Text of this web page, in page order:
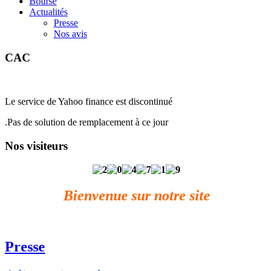
Actualités
Presse
Nos avis
CAC
Le service de Yahoo finance est discontinué
.Pas de solution de remplacement à ce jour
Nos visiteurs
Bienvenue sur notre site
Presse